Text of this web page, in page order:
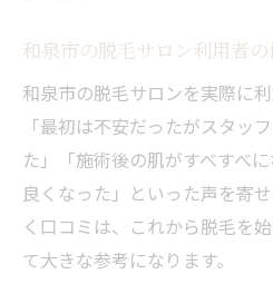
和泉市の脱毛サロン利用者
和泉市の脱毛サロンを実際に
「最初は不安だったがスタッ
た」「施術後の肌がすべすべ
良くなった」といった声を寄
く口コミは、これから脱毛を
て大きな参考になります。